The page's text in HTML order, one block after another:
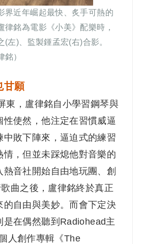
界近年崛起最快、炙手可熱的
律銘為電影《小美》配樂時，
(左)、監製鍾孟宏(右)合影。
銘）
甘願
東，盧律銘自小學習鋼琴與
性使然，他注定在習慣威逼
中敗下陣來，逼迫式的練習
情，但並未踩熄他對音樂的
音社開始自由地玩團、創
曲之後，盧律銘終於真正
的自由與美妙。而會下定決
是在偶然聽到Radiohead主
人創作專輯《The